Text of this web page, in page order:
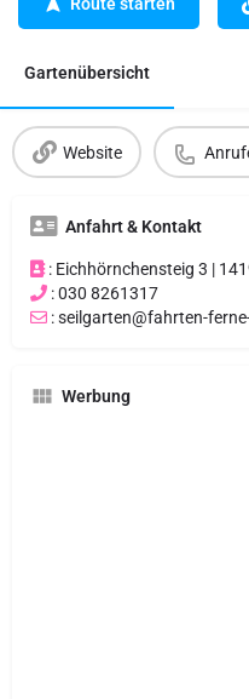
Route starten
Gartenübersicht
Website
Anfahrt & Kontakt
: Eichhörnchensteig 3 |
: 030 8261317
: seilgarten@fahrten-
Werbung